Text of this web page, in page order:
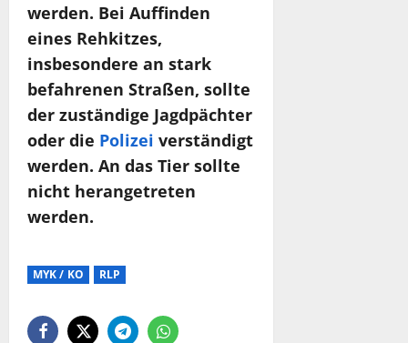
werden. Bei Auffinden
eines Rehkitzes,
insbesondere an stark
befahrenen Straßen, sollte
der zuständige Jagdpächter
oder die Polizei verständigt
werden. An das Tier sollte
nicht herangetreten
werden.
MYK / KO RLP